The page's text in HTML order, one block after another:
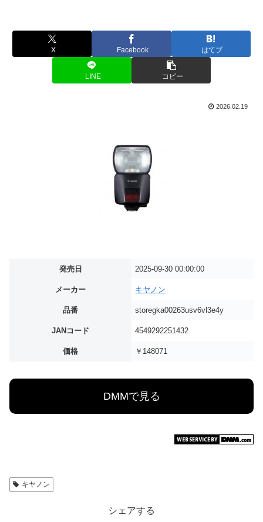
X Facebook はてブ
LINE コピー
2026.02.19
発売日 2025-09-30 00:00:00
メーカー キヤノン
品番 storegka00263usv6vl3e4y
JANコード 4549292251432
価格 ￥148071
DMMで見る
キヤノン
シェアする